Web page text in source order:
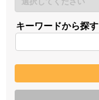
キーワードから探す